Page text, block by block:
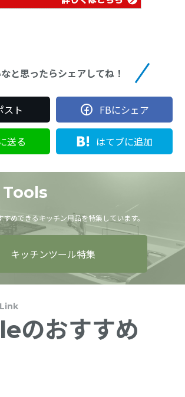
と思ったらシェアしてね！
スト FBにシェア
送る はてブに追加
めできるキッチン用品を特集しています。
キッチンツール特集
のおすすめ